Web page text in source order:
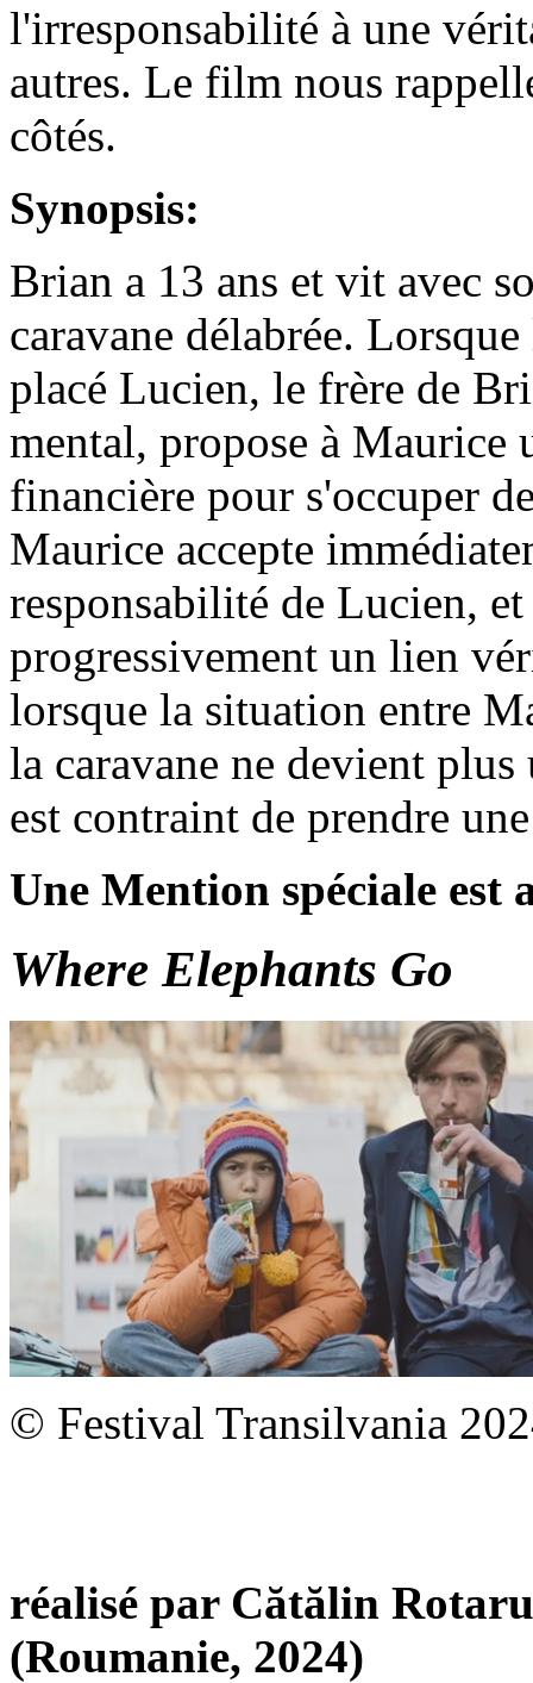
l'irresponsabilité à une
autres. Le film nous
côtés.
Synopsis:
Brian a 13 ans et vit avec
caravane délabrée.
placé Lucien, le frère de
mental, propose à
financière pour s'occuper
Maurice accepte
responsabilité de Lucien,
progressivement un lien
lorsque la situation entre
la caravane ne devient
est contraint de prendre
Une Mention spéciale
Where Elephants Go
© Festival Transilvania
réalisé par Cătălin
(Roumanie, 2024)